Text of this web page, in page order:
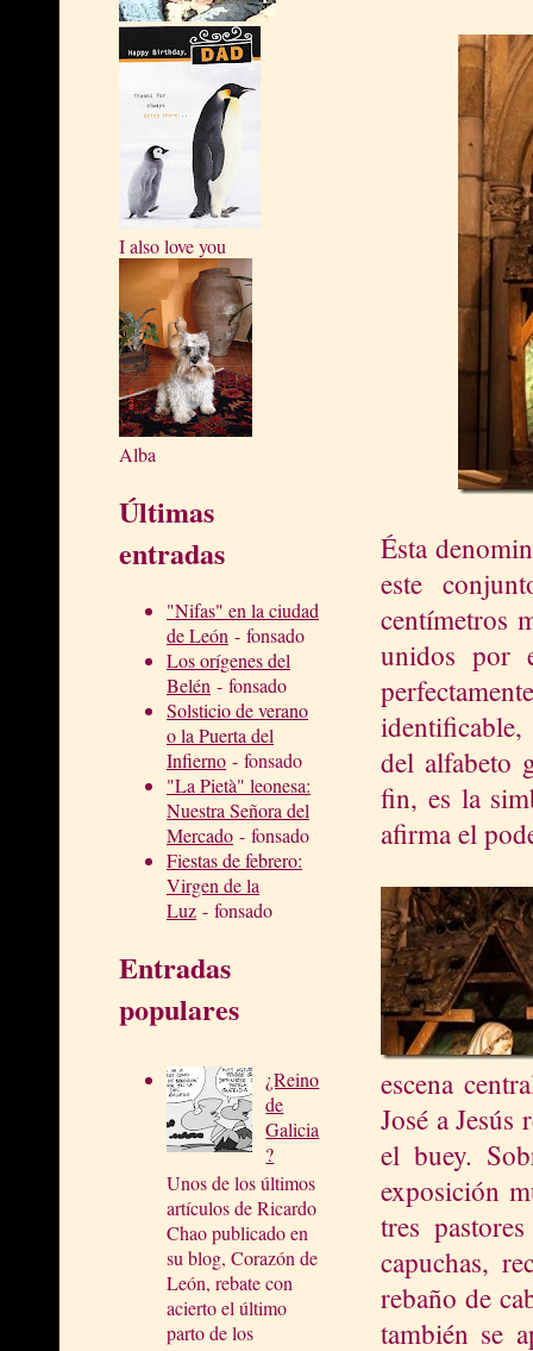
I also love you
Alba
Últimas
entradas
"Nifas" en la ciudad
de León - fonsado
Los orígenes del
Belén - fonsado
Solsticio de verano
o la Puerta del
Infierno - fonsado
"La Pietà" leonesa:
Nuestra Señora del
Mercado - fonsado
Fiestas de febrero:
Virgen de la
Luz - fonsado
Entradas
populares
¿Reino
de
Galicia
?
Unos de los últimos
artículos de Ricardo
Chao publicado en
su blog, Corazón de
León, rebate con
acierto el último
parto de los
Ésta
este
centímetros
unidos por
del alfabeto
fin, es la
afirma el
escena
José a
el buey.
exposición
tres
capuchas,
rebaño de
también se